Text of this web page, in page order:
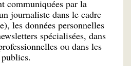
communiquées par la
journaliste dans le cadre
les données personnelles
spécialisées, dans
ou dans les